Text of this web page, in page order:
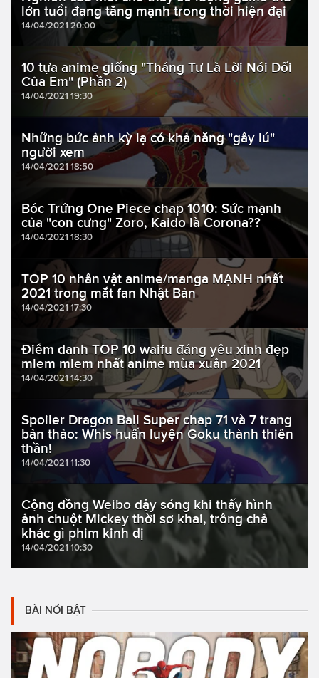
lớn tuổi đang tăng mạnh trong thời hiện đại
14/04/2021 20:00
10 tựa anime giống "Tháng Tư Là Lời Nói Dối
Của Em" (Phần 2)
14/04/2021 19:30
Những bức ảnh kỳ lạ có khả năng "gây lú"
người xem
14/04/2021 18:50
Bóc Trứng One Piece chap 1010: Sức mạnh
của "con cưng" Zoro, Kaido là Corona??
14/04/2021 18:30
TOP 10 nhân vật anime/manga MẠNH nhất
2021 trong mắt fan Nhật Bản
14/04/2021 17:30
Điểm danh TOP 10 waifu đáng yêu xinh đẹp
mlem mlem nhất anime mùa xuân 2021
14/04/2021 14:30
Spoiler Dragon Ball Super chap 71 và 7 trang
bản thảo: Whis huấn luyện Goku thành thiên
thần!
14/04/2021 11:30
Cộng đồng Weibo dậy sóng khi thấy hình
ảnh chuột Mickey thời sơ khai, trông chả
khác gì phim kinh dị
14/04/2021 10:30
BÀI NỔI BẬT